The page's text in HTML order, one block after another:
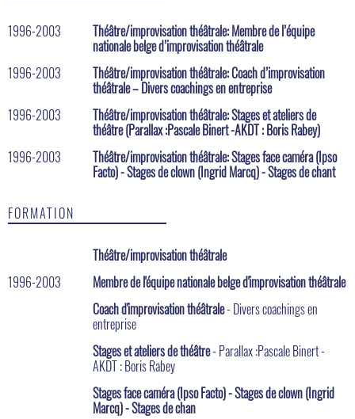
1996-2003 Théâtre/improvisation théâtrale: Membre de l’équipe
nationale belge d’improvisation théâtrale
1996-2003
Théâtre/improvisation théâtrale: Coach d’improvisation
théâtrale – Divers coachings en entreprise
1996-2003
Théâtre/improvisation théâtrale: Stages et ateliers de
théâtre (Parallax :Pascale Binert -AKDT : Boris Rabey)
1996-2003
Théâtre/improvisation théâtrale: Stages face caméra (Ipso
Facto) - Stages de clown (Ingrid Marcq) - Stages de chant
FORMATION
Théâtre/improvisation théâtrale
1996-2003
Membre de l'équipe nationale belge d'improvisation théâtrale
Coach d'improvisation théâtrale- Divers coachings en
entreprise
Stages et ateliers de théâtre- Parallax :Pascale Binert -
AKDT : Boris Rabey
Stages face caméra (Ipso Facto) - Stages de clown (Ingrid
Marcq) - Stages de chan